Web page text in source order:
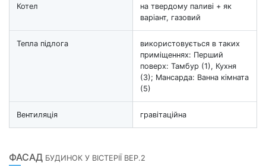
Котел
на твердому паливі + як
варіант, газовий
Тепла підлога
використовується в таких
приміщеннях: Перший
поверх: Тамбур (1), Кухня
(3); Мансарда: Ванна кімната
(5)
Вентиляція гравітаційна
ФАСАД БУДИНОК У ВІСТЕРІЇ ВЕР.2